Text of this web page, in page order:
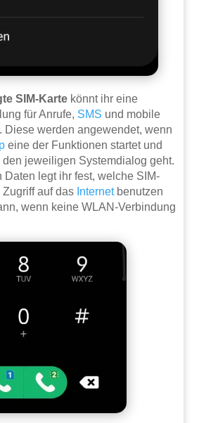
SIM-Karte könnt ihr eine
für Anrufe, SMS und mobile
Diese werden angewendet, wenn
eine der Funktionen startet und
den jeweiligen Systemdialog geht.
Daten legt ihr fest, welche SIM-
Zugriff auf das Internetbenutzen
wenn keine WLAN-Verbindung